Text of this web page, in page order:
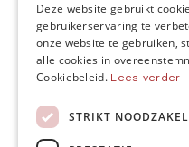
MO* wordt gesteund
Deze website gebruikt
gebruikerservaring te
onze website te gebruiken,
alle cookies in
Cookiebeleid. Lees verder
STRIKT